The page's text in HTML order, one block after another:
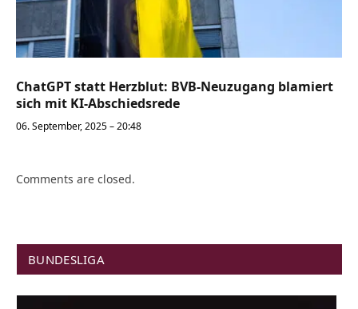
ChatGPT statt Herzblut: BVB-Neuzugang blamiert
sich mit KI-Abschiedsrede
06. September, 2025 – 20:48
Comments are closed.
BUNDESLIGA